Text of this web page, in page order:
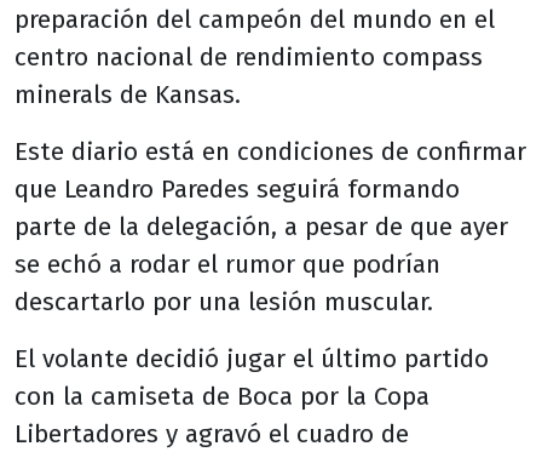
preparación del campeón del mundo en el
centro nacional de rendimiento compass
minerals de Kansas.
Este diario está en condiciones de confirmar
que Leandro Paredes seguirá formando
parte de la delegación, a pesar de que ayer
se echó a rodar el rumor que podrían
descartarlo por una lesión muscular.
El volante decidió jugar el último partido
con la camiseta de Boca por la Copa
Libertadores y agravó el cuadro de